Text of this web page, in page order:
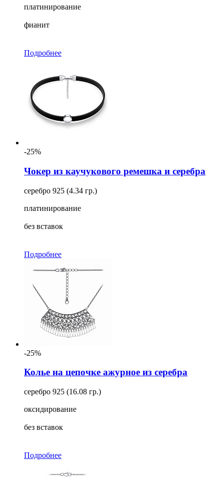
платинирование
фианит
Подробнее
-25%
Чокер из каучукового ремешка и серебра
серебро 925 (4.34 гр.)
платинирование
без вставок
Подробнее
-25%
Колье на цепочке ажурное из серебра
серебро 925 (16.08 гр.)
оксидирование
без вставок
Подробнее